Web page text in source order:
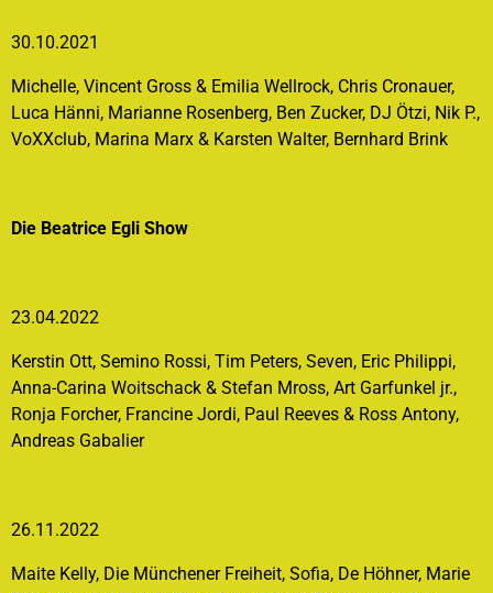
30.10.2021
Michelle, Vincent Gross & Emilia Wellrock, Chris Cronauer,
Luca Hänni, Marianne Rosenberg, Ben Zucker, DJ Ötzi, Nik P.,
VoXXclub, Marina Marx & Karsten Walter, Bernhard Brink
Die Beatrice Egli Show
23.04.2022
Kerstin Ott, Semino Rossi, Tim Peters, Seven, Eric Philippi,
Anna-Carina Woitschack & Stefan Mross, Art Garfunkel jr.,
Ronja Forcher, Francine Jordi, Paul Reeves & Ross Antony,
Andreas Gabalier
26.11.2022
Maite Kelly, Die Münchener Freiheit, Sofia, De Höhner, Marie